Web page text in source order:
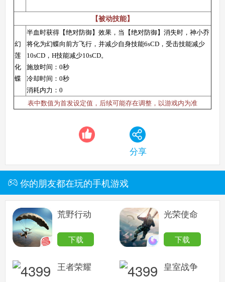
【被动技能】
幻
莲
化
蝶
半血时获得【绝对防御】效果，当【绝对防御】消失时，神小乔
将化为幻蝶向前方飞行，并减少自身技能6sCD，受击技能减少
10sCD，H技能减少10sCD。
施放时间：0秒
冷却时间：0秒
消耗内力：0
表中数值为首发设定值，后续可能存在调整，以游戏内为准
分享
你的朋友都在玩的手机游戏
荒野行动
下载
光荣使命
下载
王者荣耀 皇室战争